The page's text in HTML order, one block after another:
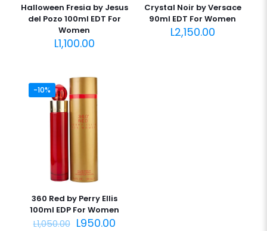
Halloween Fresia by Jesus
del Pozo 100ml EDT For
Women
L1,100.00
Crystal Noir by Versace
90ml EDT For Women
L2,150.00
-10%
360 Red by Perry Ellis
100ml EDP For Women
L1,050.00 El
L950.00El